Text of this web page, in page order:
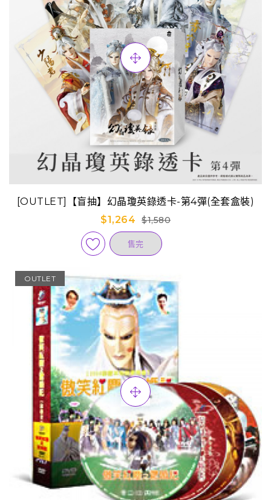
[OUTLET]【盲抽】幻晶瓊英錄透卡-第4彈(全套盒裝)
$1,264
$1,580
售完
OUTLET